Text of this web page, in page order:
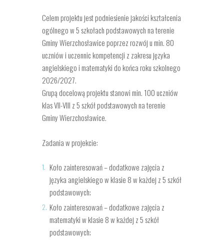
Celem projektu jest podniesienie jakości kształcenia
ogólnego w 5 szkołach podstawowych na terenie
Gminy Wierzchosławice poprzez rozwój u min. 80
uczniów i uczennic kompetencji z zakresu języka
angielskiego i matematyki do końca roku szkolnego
2026/2027.
Grupą docelową projektu stanowi min. 100 uczniów
klas VII-VIII z 5 szkół podstawowych na terenie
Gminy Wierzchosławice.
Zadania w projekcie:
Koło zainteresowań – dodatkowe zajęcia z
języka angielskiego w klasie 8 w każdej z 5 szkół
podstawowych;
Koło zainteresowań – dodatkowe zajęcia z
matematyki w klasie 8 w każdej z 5 szkół
podstawowych;